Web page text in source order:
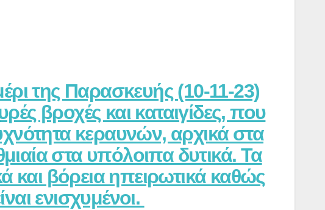
της Παρασκευής (10-11-23)
βροχές και καταιγίδες, που
κεραυνών, αρχικά στα
στα υπόλοιπα δυτικά. Τα
και βόρεια ηπειρωτικά καθώς
ενισχυμένοι.